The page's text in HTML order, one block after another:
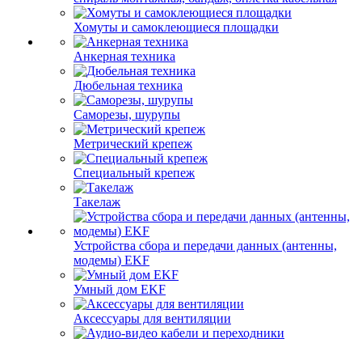
Хомуты и самоклеющиеся площадки
Анкерная техника
Дюбельная техника
Саморезы, шурупы
Метрический крепеж
Специальный крепеж
Такелаж
Устройства сбора и передачи данных (антенны,
модемы) EKF
Умный дом EKF
Аксессуары для вентиляции